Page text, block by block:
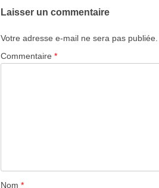
Laisser un commentaire
Votre adresse e-mail ne sera pas publiée.
Commentaire *
Nom *